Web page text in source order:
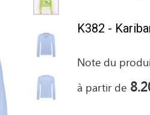
K382 -
Note du
à partir de